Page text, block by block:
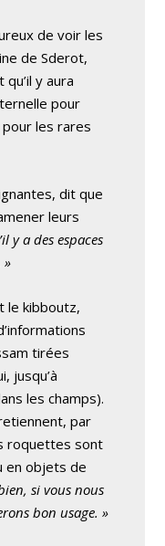
de voir les
de Sderot,
y aura
pour
pour les rares
dit que
leurs
y a des espaces
»
le kibboutz,
tirées
jusqu’à
les champs).
par
roquettes sont
en objets de
si vous nous
bon usage. »